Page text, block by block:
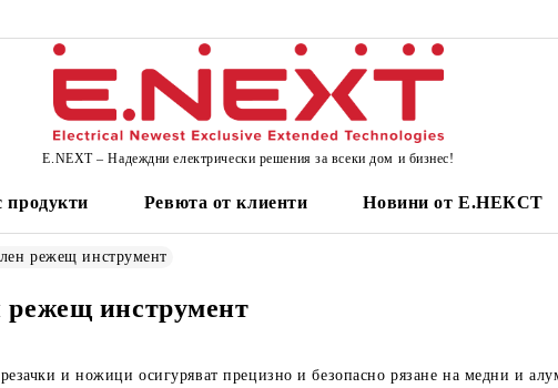
E.NEXT – Надеждни електрически решения за всеки дом и бизнес!
Ревюта от клиенти Новини от Е.НЕКСТ
режещ инструмент
режещ инструмент
и ножици осигуряват прецизно и безопасно рязане на медни и